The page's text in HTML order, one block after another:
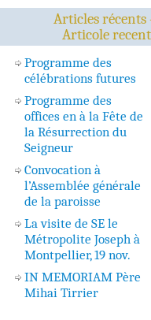
Articles récents
Articole
Programme des
célébrations futures
Programme des
offices en à la Fête de
la Résurrection du
Seigneur
Convocation à
l’Assemblée générale
de la paroisse
La visite de SE le
Métropolite Joseph à
Montpellier, 19 nov.
IN MEMORIAM Père
Mihai Tirrier